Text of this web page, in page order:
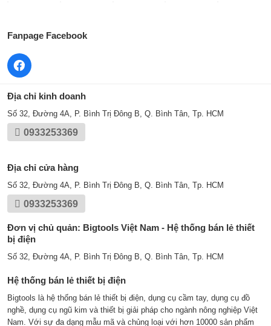
Fanpage Facebook
Địa chỉ kinh doanh
Số 32, Đường 4A, P. Bình Trị Đông B, Q. Bình Tân, Tp. HCM
0933253369
Địa chỉ cửa hàng
Số 32, Đường 4A, P. Bình Trị Đông B, Q. Bình Tân, Tp. HCM
0933253369
Đơn vị chủ quản: Bigtools Việt Nam - Hệ thống bán lẻ thiết
bị điện
Số 32, Đường 4A, P. Bình Trị Đông B, Q. Bình Tân, Tp. HCM
Hệ thống bán lẻ thiết bị điện
Bigtools là hệ thống bán lẻ thiết bị điện, dụng cụ cầm tay, dụng cụ đồ
nghề, dụng cụ ngũ kim và thiết bị giải pháp cho ngành nông nghiệp Việt
Nam. Với sự đa dạng mẫu mã và chủng loại với hơn 10000 sản phẩm